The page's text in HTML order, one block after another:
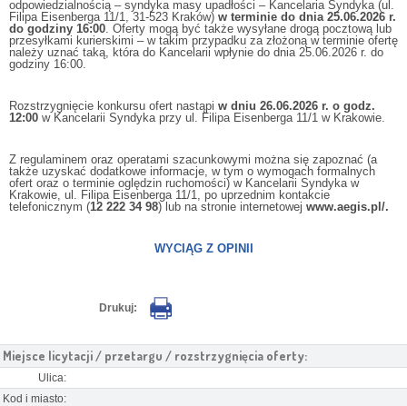
odpowiedzialnością – syndyka masy upadłości – Kancelaria Syndyka (ul.
Filipa Eisenberga 11/1, 31-523 Kraków) w terminie do dnia 25.06.2026 r.
do godziny 16:00. Oferty mogą być także wysyłane drogą pocztową lub
przesyłkami kurierskimi – w takim przypadku za złożoną w terminie ofertę
należy uznać taką, która do Kancelarii wpłynie do dnia 25.06.2026 r. do
godziny 16:00.
Rozstrzygnięcie konkursu ofert nastąpi w dniu 26.06.2026 r. o godz.
12:00 w Kancelarii Syndyka przy ul. Filipa Eisenberga 11/1 w Krakowie.
Z regulaminem oraz operatami szacunkowymi można się zapoznać (a
także uzyskać dodatkowe informacje, w tym o wymogach formalnych
ofert oraz o terminie oględzin ruchomości) w Kancelarii Syndyka w
Krakowie, ul. Filipa Eisenberga 11/1, po uprzednim kontakcie
telefonicznym (12 222 34 98) lub na stronie internetowej www.aegis.pl/.
WYCIĄG Z OPINII
Drukuj:
Miejsce licytacji / przetargu / rozstrzygnięcia oferty:
Ulica:
Kod i miasto: